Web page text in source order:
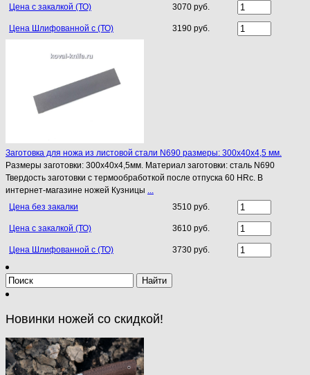
Цена с закалкой (ТО) 3070 руб.
Цена Шлифованной с (ТО) 3190 руб.
Заготовка для ножа из листовой стали N690 размеры: 300х40х4,5 мм.
Размеры заготовки: 300х40х4,5мм. Материал заготовки: сталь N690
Твердость заготовки с термообработкой после отпуска 60 HRc. В
интернет-магазине ножей Кузницы ...
Цена без закалки
3510 руб.
Цена с закалкой (ТО) 3610 руб.
Цена Шлифованной с (ТО) 3730 руб.
Новинки ножей со скидкой!